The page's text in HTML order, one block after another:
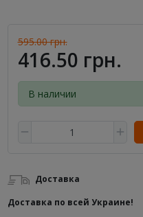
595.00 грн.
416.50 грн.
В наличии
Доставка
Доставка по всей Украине!